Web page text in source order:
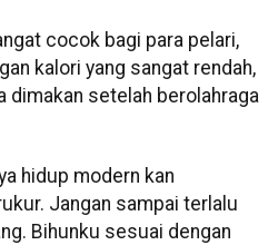
cocok bagi para pelari,
kalori yang sangat rendah,
dimakan setelah berolahraga
hidup modern kan
Jangan sampai terlalu
Bihunku sesuai dengan